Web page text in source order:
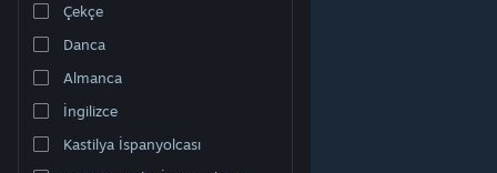
Çekçe
Danca
Almanca
İngilizce
Kastilya İspanyolcası